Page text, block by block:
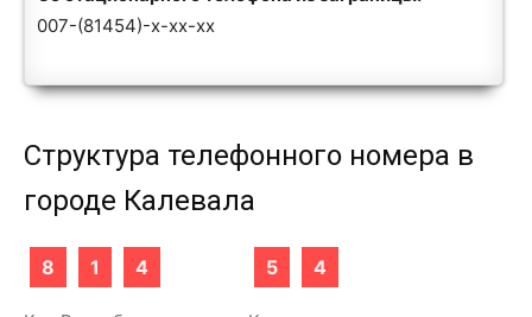
007-(81454)-x-xx-xx
Структура телефонного номера в
городе Калевала
8 1 4 5 4